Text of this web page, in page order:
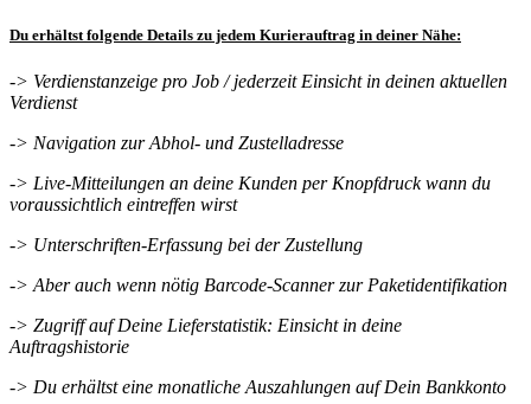
Du erhältst folgende Details zu jedem Kurierauftrag in deiner Nähe:
-> Verdienstanzeige pro Job / jederzeit Einsicht in deinen aktuellen
Verdienst
-> Navigation zur Abhol- und Zustelladresse
-> Live-Mitteilungen an deine Kunden per Knopfdruck wann du
voraussichtlich eintreffen wirst
-> Unterschriften-Erfassung bei der Zustellung
-> Aber auch wenn nötig Barcode-Scanner zur Paketidentifikation
-> Zugriff auf Deine Lieferstatistik: Einsicht in deine
Auftragshistorie
-> Du erhältst eine monatliche Auszahlungen auf Dein Bankkonto